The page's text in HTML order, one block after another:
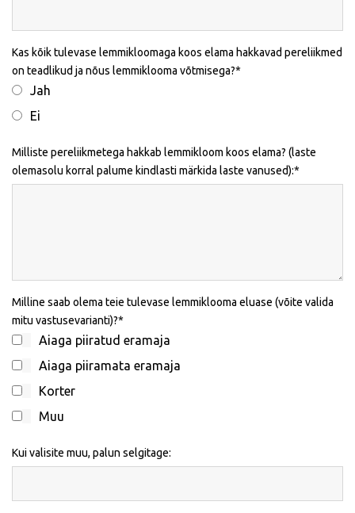
Kas kõik tulevase lemmikloomaga koos elama hakkavad pereliikmed
on teadlikud ja nõus lemmiklooma võtmisega?
Jah
Ei
Milliste pereliikmetega hakkab lemmikloom koos elama? (laste
olemasolu korral palume kindlasti märkida laste vanused):
Milline saab olema teie tulevase lemmiklooma eluase (võite valida
mitu vastusevarianti)?
Aiaga piiratud eramaja
Aiaga piiramata eramaja
Korter
Muu
Kui valisite muu, palun selgitage: